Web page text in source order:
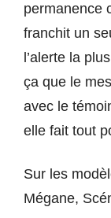
permanence
franchit un
l’alerte la
ça que le
avec le
elle fait tout
Sur les
Mégane,